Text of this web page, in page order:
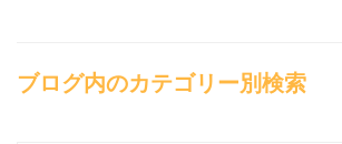
ブログ内のカテゴリー別検索